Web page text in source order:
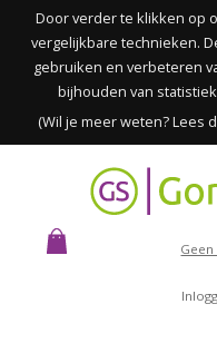
Door verder te klikken op
vergelijkbare technieken.
gebruiken en verbeteren
bijhouden van
(Wil je meer weten? Lees